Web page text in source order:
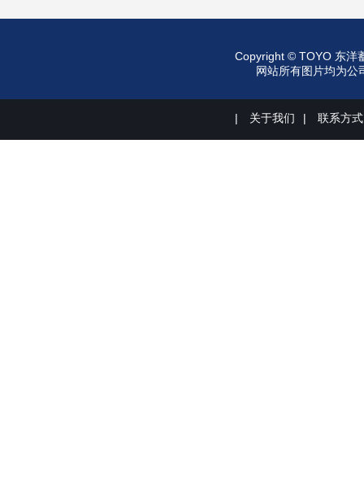
| 关于我们 | 联系方式
Copyright © TOYO 东洋
网站所有图片均为公